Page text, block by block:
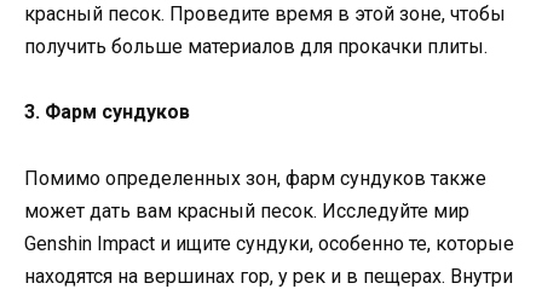
красный песок. Проведите время в этой зоне, чтобы
получить больше материалов для прокачки плиты.
3. Фарм сундуков
Помимо определенных зон, фарм сундуков также
может дать вам красный песок. Исследуйте мир
Genshin Impact и ищите сундуки, особенно те, которые
находятся на вершинах гор, у рек и в пещерах. Внутри